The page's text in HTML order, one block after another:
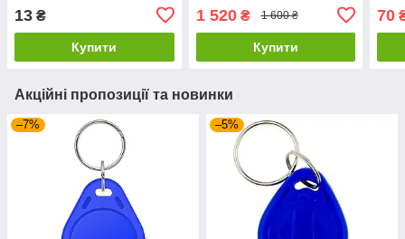
13 ₴
Купити
1 520₴ 1 600 ₴
Купити
70
Акційні пропозиції та новинки
–7% –5%